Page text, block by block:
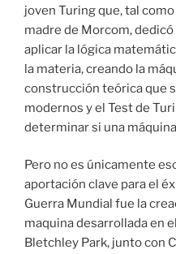
joven Turing que, tal
madre de Morcom,
aplicar la lógica
la materia, creando la
construcción teórica que
modernos y el Test de
determinar si una
Pero no es únicamente
aportación clave para el
Guerra Mundial fue la
maquina desarrollada en
Bletchley Park, junto con